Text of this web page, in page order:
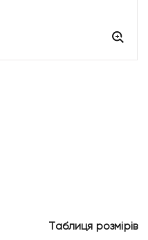
Таблиця розмірів